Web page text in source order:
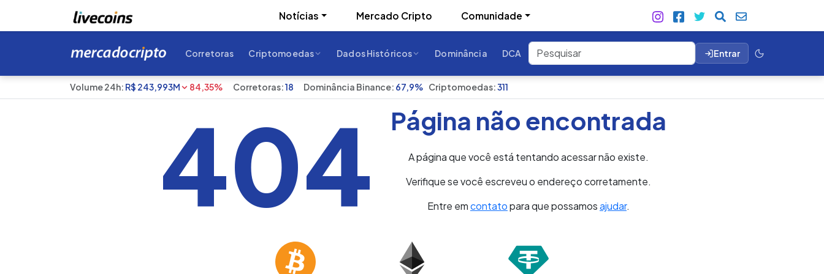
Notícias Mercado Cripto Comunidade
Corretoras Criptomoedas Dados Históricos Dominância DCA Entrar
Volume 24h: R$ 243,993M 84,35% Corretoras:18 Dominância Binance: 67,9% Criptomoedas:311
404 Página não encontrada
A página que você está tentando acessar não existe.
Verifique se você escreveu o endereço corretamente.
Entre emcontatopara que possamosajudar.